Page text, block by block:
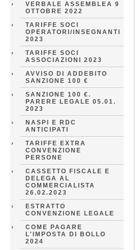
VERBALE ASSEMBLEA 9
OTTOBRE 2022
TARIFFE SOCI
OPERATORI/INSEGNANTI
2023
TARIFFE SOCI
ASSOCIAZIONI 2023
AVVISO DI ADDEBITO
SANZIONE 100 €
SANZIONE 100 €.
PARERE LEGALE 05.01.
2023
NASPI E RDC
ANTICIPATI
TARIFFE EXTRA
CONVENZIONE
PERSONE
CASSETTO FISCALE E
DELEGA AL
COMMERCIALISTA
26.02.2023
ESTRATTO
CONVENZIONE LEGALE
COME PAGARE
L'IMPOSTA DI BOLLO
2024